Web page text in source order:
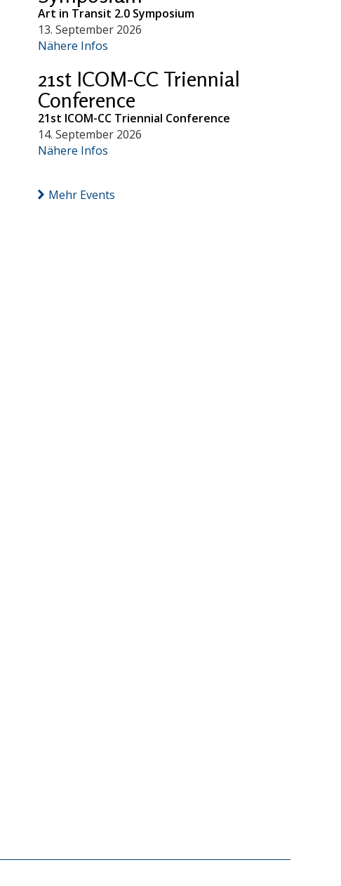
Art in Transit 2.0 Symposium
13. September 2026
Nähere Infos
21st ICOM-CC Triennial
Conference
21st ICOM-CC Triennial Conference
14. September 2026
Nähere Infos
Mehr Events